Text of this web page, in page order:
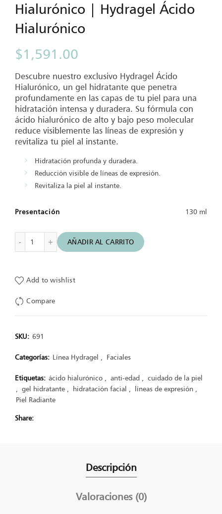
Hialurónico | Hydragel Ácido
Hialurónico
$1,591.00
Descubre nuestro exclusivo Hydragel Ácido
Hialurónico, un gel hidratante que penetra
profundamente en las capas de tu piel para una
hidratación intensa y duradera. Su fórmula con
ácido hialurónico de alto y bajo peso molecular
reduce visiblemente las líneas de expresión y
revitaliza tu piel al instante.
Hidratación profunda y duradera.
Reducción visible de líneas de expresión.
Revitaliza la piel al instante.
Presentación 130 ml
Gel Hidratante Con Ácido Hialurónico | Hydragel Ácido
AÑADIR AL CARRITO
Add to wishlist
Compare
SKU: 691
Categorías: Línea Hydragel Faciales
Etiquetas: ácido hialurónico anti-edad
cuidado de la piel
gel hidratante hidratación facial líneas de expresión
Piel Radiante
Share
Descripción
Valoraciones (0)